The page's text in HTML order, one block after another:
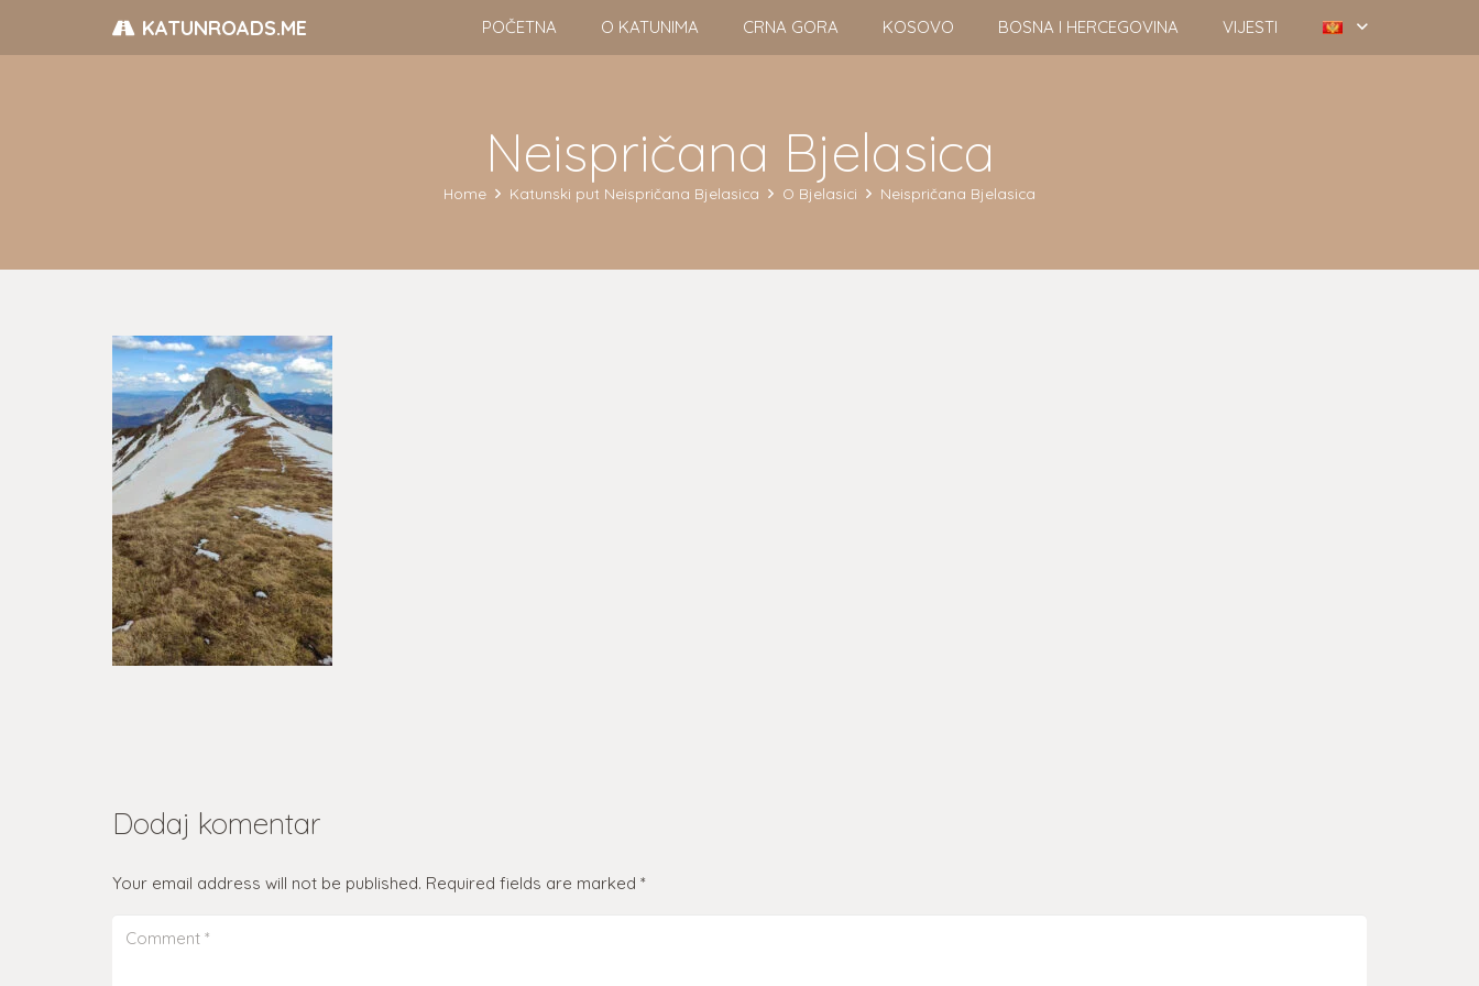
KATUNROADS.ME POČETNA O KATUNIMA CRNA GORA KOSOVO BOSNA I HERCEGOVINA VIJESTI
Neispričana Bjelasica
Home Katunski put Neispričana Bjelasica O Bjelasici Neispričana Bjelasica
Dodaj komentar
Your email address will not be published. Required fields are marked *